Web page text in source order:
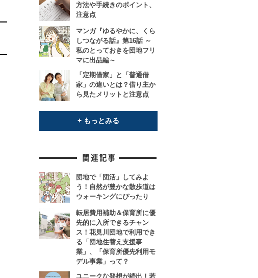
方法や手続きのポイント、
注意点
マンガ『ゆるやかに、くら
しつながる話』第16話 ～
私のとっておきを団地フリ
マに出品編～
「定期借家」と「普通借
家」の違いとは？借り主か
ら見たメリットと注意点
+ もっとみる
団地で「団活」してみよ
う！自然が豊かな散歩道は
ウォーキングにぴったり
転居費用補助＆保育所に優
先的に入所できるチャン
ス！花見川団地で利用でき
る「団地住替え支援事
業」、「保育所優先利用モ
デル事業」って？
ユニークな発想が続出！若